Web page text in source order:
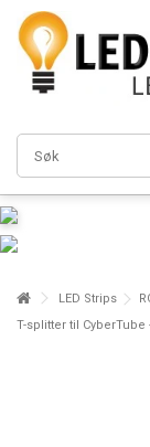
LED Strips
T-splitter til CyberTube